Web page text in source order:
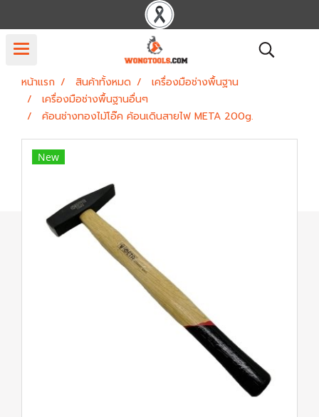
หน้าแรก สินค้าทั้งหมด
เครื่องมือช่างพื้นฐาน
เครื่องมือช่างพื้นฐานอื่นๆ
ค้อนช่างทองไม้โอ๊ค ค้อนเดินสายไฟ META 200g.
New